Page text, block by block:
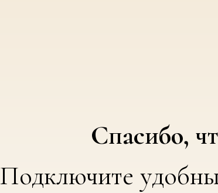
Спасибо,
Подключите